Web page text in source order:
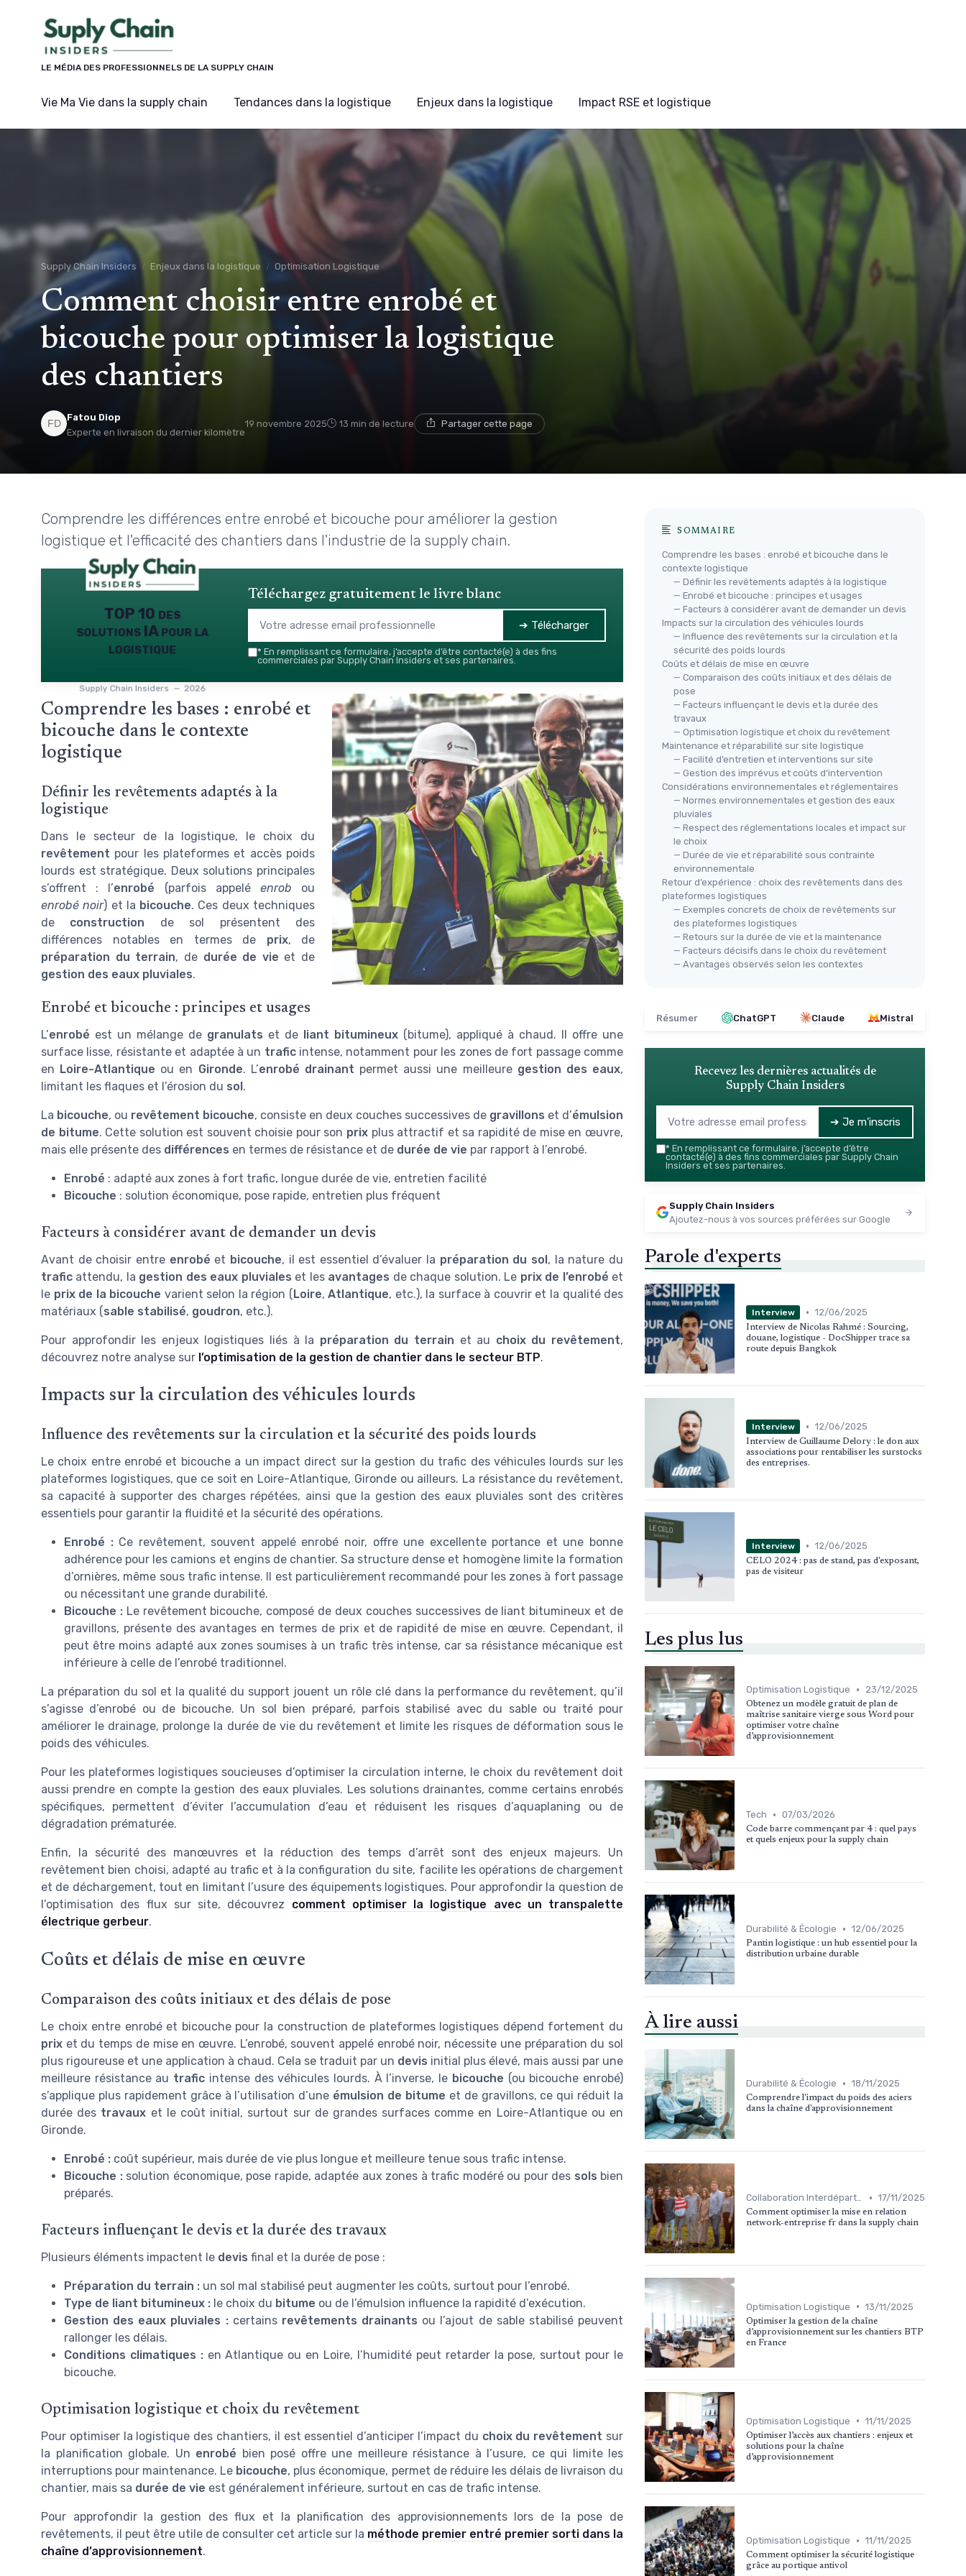
LE MÉDIA DES PROFESSIONNELS DE LA SUPPLY CHAIN
Vie Ma Vie dans la supply chain Tendances dans la logistique Enjeux dans la logistique Impact RSE et logistique
Supply Chain Insiders Enjeux dans la logistique Optimisation Logistique
Comment choisir entre enrobé et
bicouche pour optimiser la logistique
des chantiers
Fatou Diop
Experte en livraison du dernier kilomètre
19 novembre 2025 13 min de lecture Partager cette page
Comprendre les différences entre enrobé et bicouche pour améliorer la gestion
logistique et l'efficacité des chantiers dans l'industrie de la supply chain.
TOP 10 des
solutions IA pour la
logistique
Supply Chain Insiders — 2026
Téléchargez gratuitement le livre blanc
➔ Télécharger
* En remplissant ce formulaire, j’accepte d’être contacté(e) à des fins
commerciales par Supply Chain Insiders et ses partenaires.
Comprendre les bases : enrobé et
bicouche dans le contexte
logistique
Définir les revêtements adaptés à la
logistique
Dans le secteur de la logistique, le choix du
revêtement pour les plateformes et accès poids
lourds est stratégique. Deux solutions principales
s’offrent : l’enrobé (parfois appelé enrob ou
enrobé noir) et la bicouche. Ces deux techniques
de construction de sol présentent des
différences notables en termes de prix, de
préparation du terrain, de durée de vie et de
gestion des eaux pluviales.
Enrobé et bicouche : principes et usages
L’enrobé est un mélange de granulats et de liant bitumineux (bitume), appliqué à chaud. Il offre une
surface lisse, résistante et adaptée à un traficintense, notamment pour les zones de fort passage comme
en Loire-Atlantique ou en Gironde. L’enrobé drainant permet aussi une meilleure gestion des eaux,
limitant les flaques et l’érosion du sol.
La bicouche, ou revêtement bicouche, consiste en deux couches successives de gravillons et d’émulsion
de bitume. Cette solution est souvent choisie pour son prix plus attractif et sa rapidité de mise en œuvre,
mais elle présente des différences en termes de résistance et de durée de vie par rapport à l’enrobé.
Enrobé : adapté aux zones à fort trafic, longue durée de vie, entretien facilité
Bicouche : solution économique, pose rapide, entretien plus fréquent
Facteurs à considérer avant de demander un devis
Avant de choisir entre enrobé et bicouche, il est essentiel d’évaluer la préparation du sol, la nature du
trafic attendu, la gestion des eaux pluviales et les avantages de chaque solution. Le prix de l’enrobé et
le prix de la bicouche varient selon la région (Loire,Atlantique, etc.), la surface à couvrir et la qualité des
matériaux (sable stabilisé, goudron, etc.).
Pour approfondir les enjeux logistiques liés à la préparation du terrain et au choix du revêtement,
découvrez notre analyse sur l’optimisation de la gestion de chantier dans le secteur BTP.
Impacts sur la circulation des véhicules lourds
Influence des revêtements sur la circulation et la sécurité des poids lourds
Le choix entre enrobé et bicouche a un impact direct sur la gestion du trafic des véhicules lourds sur les
plateformes logistiques, que ce soit en Loire-Atlantique, Gironde ou ailleurs. La résistance du revêtement,
sa capacité à supporter des charges répétées, ainsi que la gestion des eaux pluviales sont des critères
essentiels pour garantir la fluidité et la sécurité des opérations.
Enrobé :Ce revêtement, souvent appelé enrobé noir, offre une excellente portance et une bonne
adhérence pour les camions et engins de chantier. Sa structure dense et homogène limite la formation
d’ornières, même sous trafic intense. Il est particulièrement recommandé pour les zones à fort passage
ou nécessitant une grande durabilité.
Bicouche :Le revêtement bicouche, composé de deux couches successives de liant bitumineux et de
gravillons, présente des avantages en termes de prix et de rapidité de mise en œuvre. Cependant, il
peut être moins adapté aux zones soumises à un trafic très intense, car sa résistance mécanique est
inférieure à celle de l’enrobé traditionnel.
La préparation du sol et la qualité du support jouent un rôle clé dans la performance du revêtement, qu’il
s’agisse d’enrobé ou de bicouche. Un sol bien préparé, parfois stabilisé avec du sable ou traité pour
améliorer le drainage, prolonge la durée de vie du revêtement et limite les risques de déformation sous le
poids des véhicules.
Pour les plateformes logistiques soucieuses d’optimiser la circulation interne, le choix du revêtement doit
aussi prendre en compte la gestion des eaux pluviales. Les solutions drainantes, comme certains enrobés
spécifiques, permettent d’éviter l’accumulation d’eau et réduisent les risques d’aquaplaning ou de
dégradation prématurée.
Enfin, la sécurité des manœuvres et la réduction des temps d’arrêt sont des enjeux majeurs. Un
revêtement bien choisi, adapté au trafic et à la configuration du site, facilite les opérations de chargement
et de déchargement, tout en limitant l’usure des équipements logistiques. Pour approfondir la question de
l’optimisation des flux sur site, découvrez comment optimiser la logistique avec un transpalette
électrique gerbeur.
Coûts et délais de mise en œuvre
Comparaison des coûts initiaux et des délais de pose
Le choix entre enrobé et bicouche pour la construction de plateformes logistiques dépend fortement du
prix et du temps de mise en œuvre. L’enrobé, souvent appelé enrobé noir, nécessite une préparation du sol
plus rigoureuse et une application à chaud. Cela se traduit par un devis initial plus élevé, mais aussi par une
meilleure résistance au trafic intense des véhicules lourds. À l’inverse, le bicouche (ou bicouche enrobé)
s’applique plus rapidement grâce à l’utilisation d’une émulsion de bitume et de gravillons, ce qui réduit la
durée des travaux et le coût initial, surtout sur de grandes surfaces comme en Loire-Atlantique ou en
Gironde.
Enrobé : coût supérieur, mais durée de vie plus longue et meilleure tenue sous trafic intense.
Bicouche :solution économique, pose rapide, adaptée aux zones à trafic modéré ou pour des sols bien
préparés.
Facteurs influençant le devis et la durée des travaux
Plusieurs éléments impactent le devis final et la durée de pose :
Préparation du terrain : un sol mal stabilisé peut augmenter les coûts, surtout pour l’enrobé.
Type de liant bitumineux : le choix du bitume ou de l’émulsion influence la rapidité d’exécution.
Gestion des eaux pluviales :certains revêtements drainants ou l’ajout de sable stabilisé peuvent
rallonger les délais.
Conditions climatiques :en Atlantique ou en Loire, l’humidité peut retarder la pose, surtout pour le
bicouche.
Optimisation logistique et choix du revêtement
Pour optimiser la logistique des chantiers, il est essentiel d’anticiper l’impact du choix du revêtement sur
la planification globale. Un enrobé bien posé offre une meilleure résistance à l’usure, ce qui limite les
interruptions pour maintenance. Le bicouche, plus économique, permet de réduire les délais de livraison du
chantier, mais sa durée de vie est généralement inférieure, surtout en cas de trafic intense.
Pour approfondir la gestion des flux et la planification des approvisionnements lors de la pose de
revêtements, il peut être utile de consulter cet article sur la méthode premier entré premier sorti dans la
chaîne d’approvisionnement.
SOMMAIRE
Comprendre les bases : enrobé et bicouche dans le
contexte logistique
— Définir les revêtements adaptés à la logistique
— Enrobé et bicouche : principes et usages
— Facteurs à considérer avant de demander un devis
Impacts sur la circulation des véhicules lourds
— Influence des revêtements sur la circulation et la
sécurité des poids lourds
Coûts et délais de mise en œuvre
— Comparaison des coûts initiaux et des délais de
pose
— Facteurs influençant le devis et la durée des
travaux
— Optimisation logistique et choix du revêtement
Maintenance et réparabilité sur site logistique
— Facilité d’entretien et interventions sur site
— Gestion des imprévus et coûts d’intervention
Considérations environnementales et réglementaires
— Normes environnementales et gestion des eaux
pluviales
— Respect des réglementations locales et impact sur
le choix
— Durée de vie et réparabilité sous contrainte
environnementale
Retour d’expérience : choix des revêtements dans des
plateformes logistiques
— Exemples concrets de choix de revêtements sur
des plateformes logistiques
— Retours sur la durée de vie et la maintenance
— Facteurs décisifs dans le choix du revêtement
— Avantages observés selon les contextes
Résumer ChatGPT Claude Mistral
Recevez les dernières actualités de
Supply Chain Insiders
➔ Je m'inscris
* En remplissant ce formulaire, j’accepte d’être
contacté(e) à des fins commerciales par Supply Chain
Insiders et ses partenaires.
Supply Chain Insiders
Ajoutez-nous à vos sources préférées sur Google
Parole d'experts
Interview • 12/06/2025
Interview de Nicolas Rahmé : Sourcing,
douane, logistique - DocShipper trace sa
route depuis Bangkok
Interview • 12/06/2025
Interview de Guillaume Delory : le don aux
associations pour rentabiliser les surstocks
des entreprises.
Interview • 12/06/2025
CELO 2024 : pas de stand, pas d'exposant,
pas de visiteur
Les plus lus
Optimisation Logistique • 23/12/2025
Obtenez un modèle gratuit de plan de
maîtrise sanitaire vierge sous Word pour
optimiser votre chaîne
d’approvisionnement
Tech • 07/03/2026
Code barre commençant par 4 : quel pays
et quels enjeux pour la supply chain
Durabilité & Écologie • 12/06/2025
Pantin logistique : un hub essentiel pour la
distribution urbaine durable
À lire aussi
Durabilité & Écologie • 18/11/2025
Comprendre l'impact du poids des aciers
dans la chaîne d'approvisionnement
Collaboration Interdépartementale • 17/11/2025
Comment optimiser la mise en relation
network-entreprise fr dans la supply chain
Optimisation Logistique • 13/11/2025
Optimiser la gestion de la chaîne
d’approvisionnement sur les chantiers BTP
en France
Optimisation Logistique • 11/11/2025
Optimiser l’accès aux chantiers : enjeux et
solutions pour la chaîne
d’approvisionnement
Optimisation Logistique • 11/11/2025
Comment optimiser la sécurité logistique
grâce au portique antivol